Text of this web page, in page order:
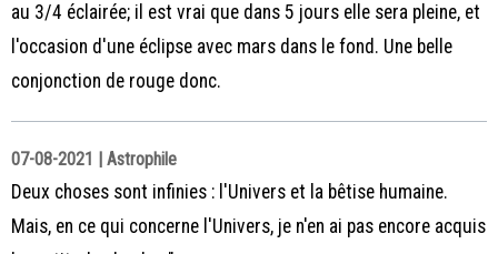
au 3/4 éclairée; il est vrai que dans 5 jours elle sera pleine, et
l'occasion d'une éclipse avec mars dans le fond. Une belle
conjonction de rouge donc.
07-08-2021 | Astrophile
Deux choses sont infinies : l'Univers et la bêtise humaine.
Mais, en ce qui concerne l'Univers, je n'en ai pas encore acquis